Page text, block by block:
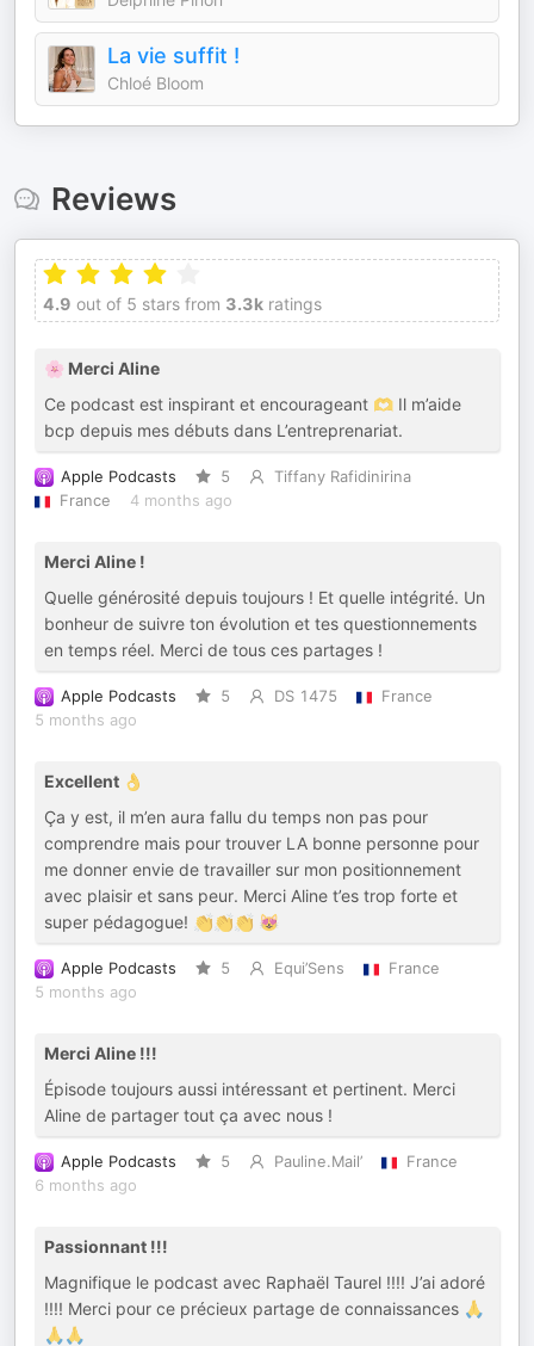
La vie suffit !
Chloé Bloom
Reviews
4.9 out of 5 stars from 3.3k ratings
🌸 Merci Aline
Ce podcast est inspirant et encourageant 🫶 Il m’aide
bcp depuis mes débuts dans L’entreprenariat.
Apple Podcasts 5
Tiffany Rafidinirina
France
4 months ago
Merci Aline !
Quelle générosité depuis toujours ! Et quelle intégrité. Un
bonheur de suivre ton évolution et tes questionnements
en temps réel. Merci de tous ces partages !
Apple Podcasts 5 DS 1475
France
5 months ago
Excellent 👌
Ça y est, il m’en aura fallu du temps non pas pour
comprendre mais pour trouver LA bonne personne pour
me donner envie de travailler sur mon positionnement
avec plaisir et sans peur. Merci Aline t’es trop forte et
super pédagogue! 👏👏👏 😻
Apple Podcasts 5 Equi’Sens
France
5 months ago
Merci Aline !!!
Épisode toujours aussi intéressant et pertinent. Merci
Aline de partager tout ça avec nous !
Apple Podcasts 5 Pauline.Mail’
France
6 months ago
Passionnant !!!
Magnifique le podcast avec Raphaël Taurel !!!! J’ai adoré
!!!! Merci pour ce précieux partage de connaissances 🙏
🙏🙏